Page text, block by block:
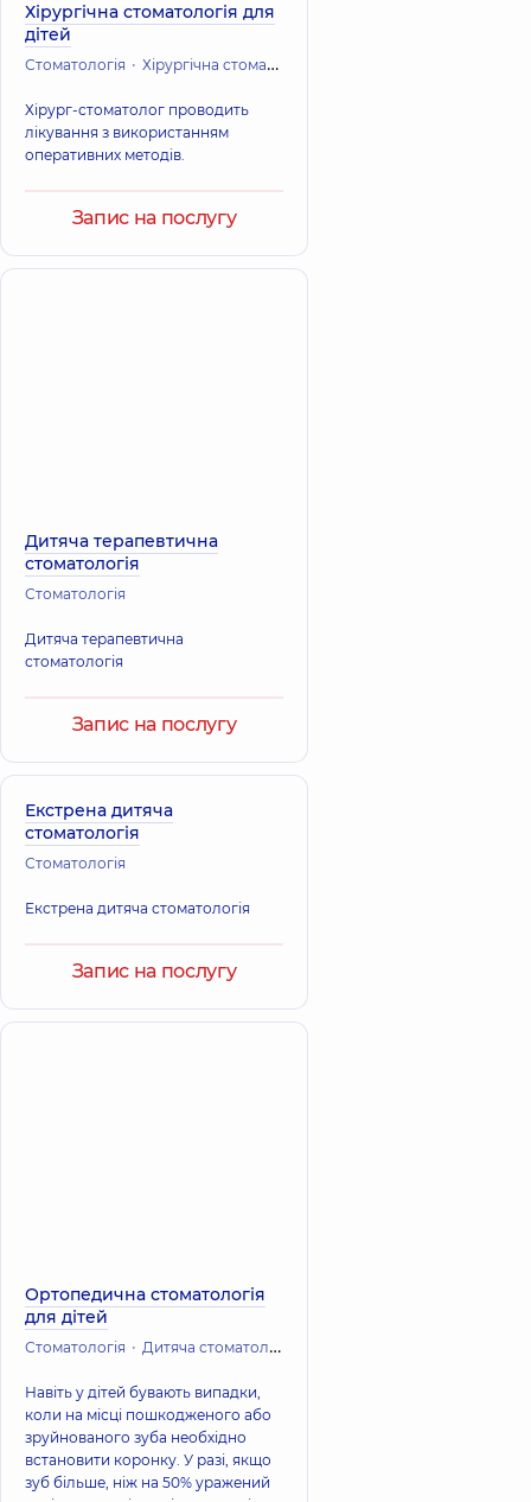
Хірургічна стоматологія для
дітей
Стоматологія Хірургічна стоматологія
Хірург-стоматолог проводить
лікування з використанням
оперативних методів.
Запис на послугу
Дитяча терапевтична
стоматологія
Стоматологія
Дитяча терапевтична
стоматологія
Запис на послугу
Екстрена дитяча
стоматологія
Стоматологія
Екстрена дитяча стоматологія
Запис на послугу
Ортопедична стоматологія
для дітей
Стоматологія Дитяча стоматологія
Навіть у дітей бувають випадки,
коли на місці пошкодженого або
зруйнованого зуба необхідно
встановити коронку. У разі, якщо
зуб більше, ніж на 50% уражений